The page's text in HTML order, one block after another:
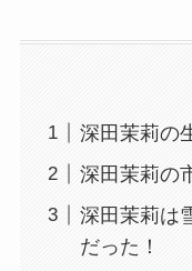
深田茉莉の
深田茉莉の
深田茉莉は
だった！